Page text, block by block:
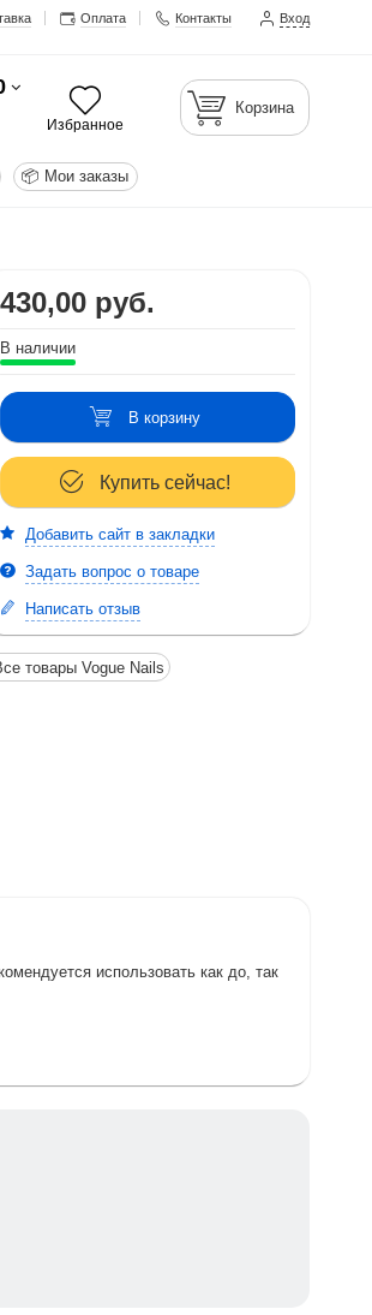
Оплата Контакты Вход
Избранное
Корзина
📦 Мои заказы
430,00 руб.
В наличии
В корзину
Купить сейчас!
Добавить сайт в закладки
Задать вопрос о товаре
Написать отзыв
товары Vogue Nails
использовать как до, так